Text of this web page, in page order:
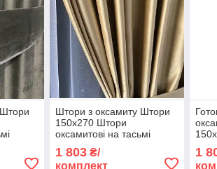
Штори з оксамиту Штори
150х270 Штори
оксамитові на тасьмі
Штори з підхопленнями
Колір золотистий
1 803₴/
комплект
1